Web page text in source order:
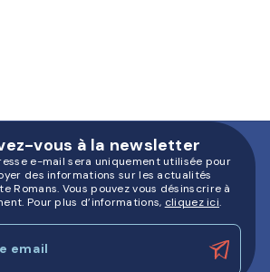
vous à la newsletter
e-mail sera uniquement utilisée pour
des informations sur les actualités
Romans. Vous pouvez vous désinscrire à
Pour plus d’informations, cliquez ici.
email